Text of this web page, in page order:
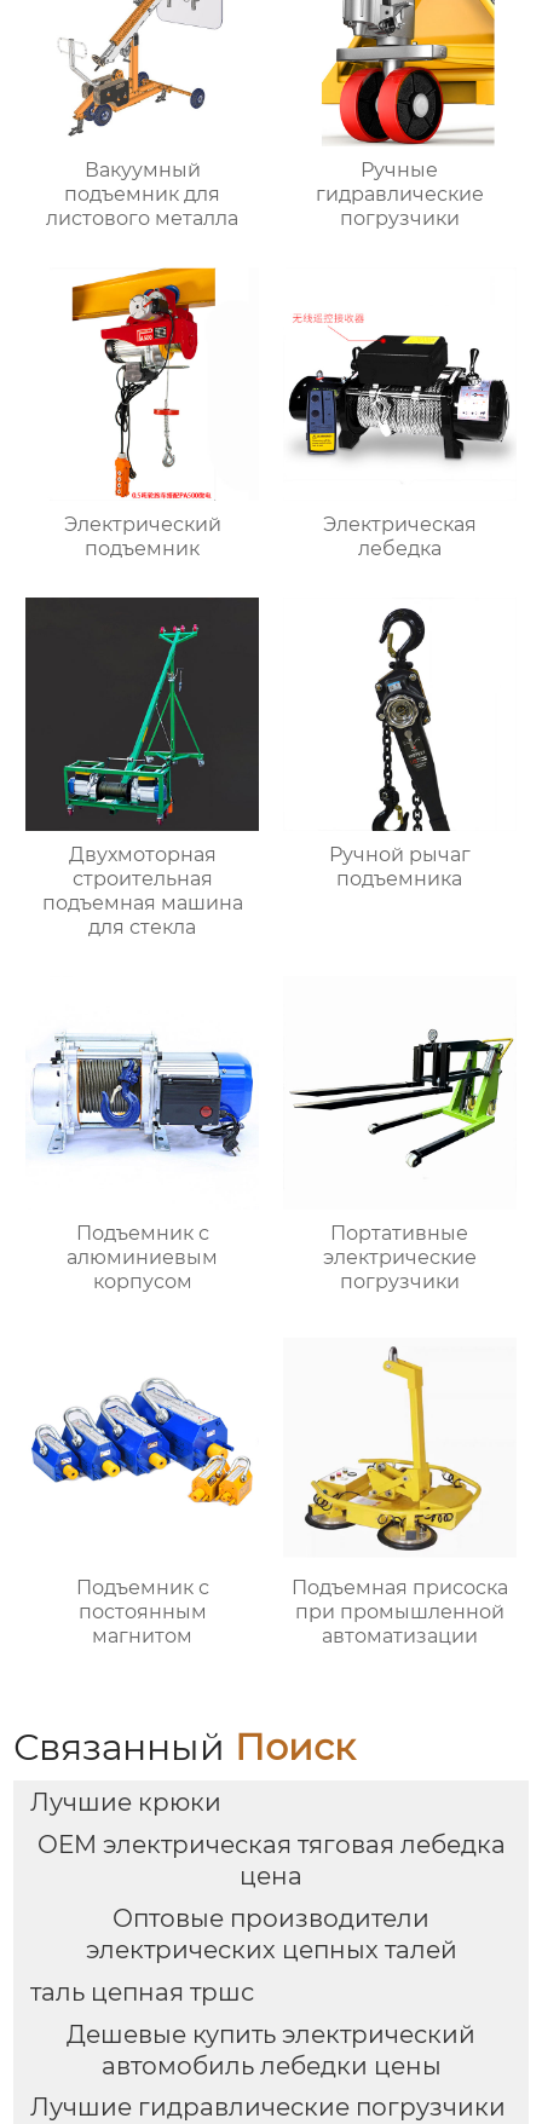
Вакуумный
подъемник для
листового металла
Ручные
гидравлические
погрузчики
Электрический
подъемник
Электрическая
лебедка
Двухмоторная
строительная
подъемная машина
для стекла
Ручной рычаг
подъемника
Подъемник с
алюминиевым
корпусом
Портативные
электрические
погрузчики
Подъемник с
постоянным
магнитом
Подъемная присоска
при промышленной
автоматизации
Связанный Поиск
Лучшие крюки
OEM электрическая тяговая лебедка
цена
Оптовые производители
электрических цепных талей
таль цепная тршс
Дешевые купить электрический
автомобиль лебедки цены
Лучшие гидравлические погрузчики